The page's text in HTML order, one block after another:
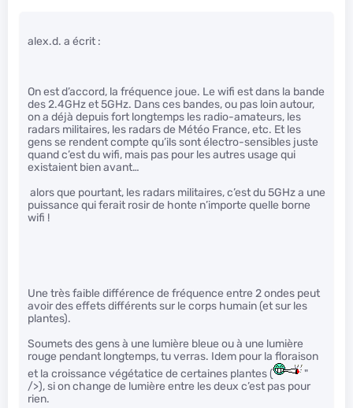
alex.d. a écrit :
On est d’accord, la fréquence joue. Le wifi est dans la bande
des 2.4GHz et 5GHz. Dans ces bandes, ou pas loin autour,
on a déjà depuis fort longtemps les radio-amateurs, les
radars militaires, les radars de Météo France, etc. Et les
gens se rendent compte qu’ils sont électro-sensibles juste
quand c’est du wifi, mais pas pour les autres usage qui
existaient bien avant…
alors que pourtant, les radars militaires, c’est du 5GHz a une
puissance qui ferait rosir de honte n’importe quelle borne
wifi !
Une très faible différence de fréquence entre 2 ondes peut
avoir des effets différents sur le corps humain (et sur les
plantes).
Soumets des gens à une lumière bleue ou à une lumière
rouge pendant longtemps, tu verras. Idem pour la floraison
et la croissance végétatice de certaines plantes (
"
/>), si on change de lumière entre les deux c’est pas pour
rien.